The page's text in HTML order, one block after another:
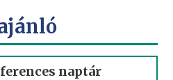
naptár